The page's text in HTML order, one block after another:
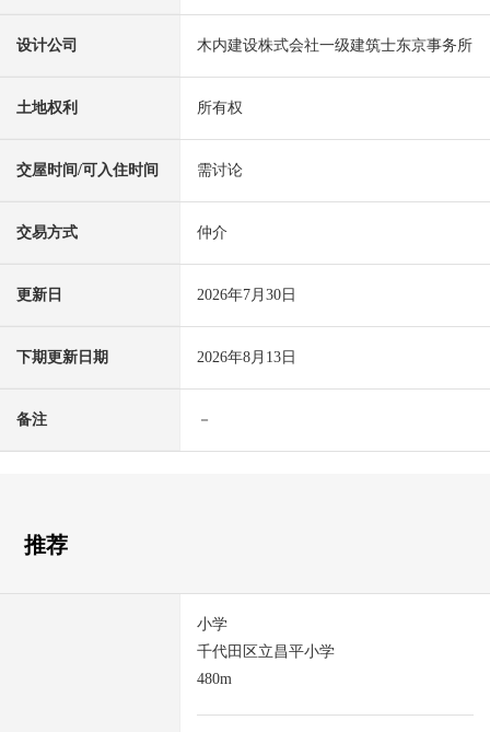
设计公司 木内建设株式会社一级建筑士东京事务所
土地权利 所有权
交屋时间/可入住时间 需讨论
交易方式 仲介
更新日 2026年7月30日
下期更新日期 2026年8月13日
备注 －
推荐
小学
千代田区立昌平小学
480m